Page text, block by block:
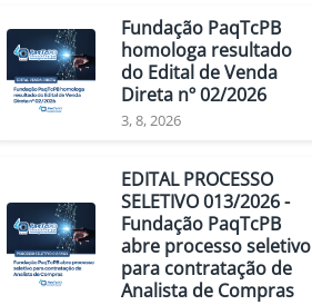
Fundação PaqTcPB
homologa resultado
do Edital de Venda
Direta nº 02/2026
3, 8, 2026
EDITAL PROCESSO
SELETIVO 013/2026 -
Fundação PaqTcPB
abre processo seletivo
para contratação de
Analista de Compras